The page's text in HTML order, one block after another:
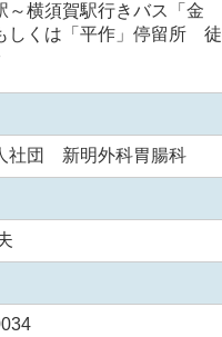
～横須賀駅行きバス「金
しくは「平作」停留所 徒
社団 新明外科胃腸科